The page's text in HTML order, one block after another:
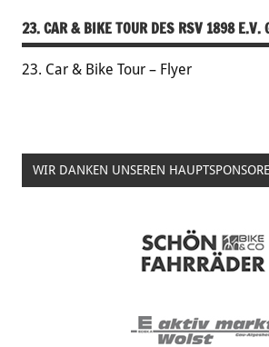
23. CAR & BIKE TOUR DES RSV 1898 E.V.
23. Car & Bike Tour – Flyer
WIR DANKEN UNSEREN